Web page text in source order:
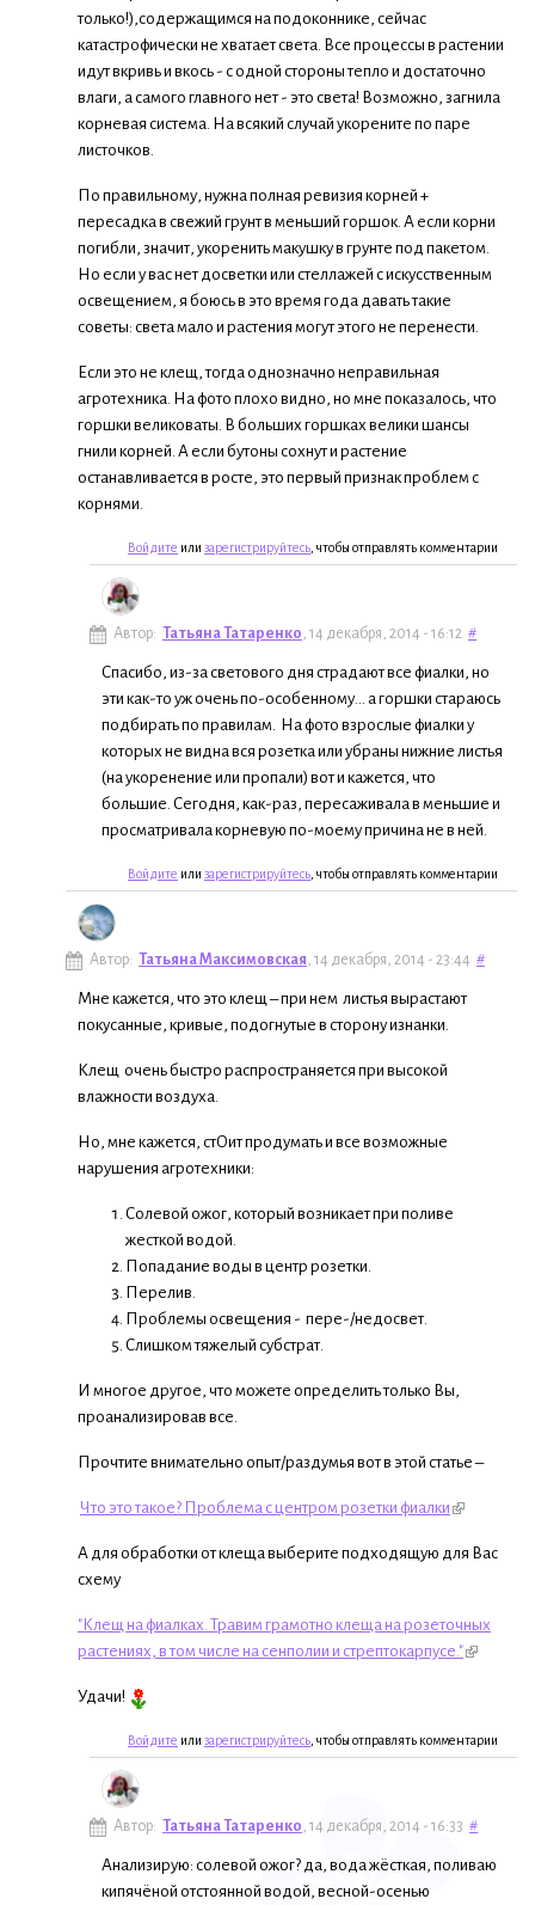
только!),содержащимся на подоконнике, сейчас
катастрофически не хватает света. Все процессы в растении
идут вкривь и вкось - с одной стороны тепло и достаточно
влаги, а самого главного нет - это света! Возможно, загнила
корневая система. На всякий случай укорените по паре
листочков.
По правильному, нужна полная ревизия корней +
пересадка в свежий грунт в меньший горшок. А если корни
погибли, значит, укоренить макушку в грунте под пакетом.
Но если у вас нет досветки или стеллажей с искусственным
освещением, я боюсь в это время года давать такие
советы: света мало и растения могут этого не перенести.
Если это не клещ, тогда однозначно неправильная
агротехника. На фото плохо видно, но мне показалось, что
горшки великоваты. В больших горшках велики шансы
гнили корней. А если бутоны сохнут и растение
останавливается в росте, это первый признак проблем с
корнями.
Войдите или зарегистрируйтесь , чтобы отправлять комментарии
Автор: Татьяна Татаренко, 14 декабря, 2014 - 16:12 #
Спасибо, из-за светового дня страдают все фиалки, но
эти как-то уж очень по-особенному... а горшки стараюсь
подбирать по правилам. На фото взрослые фиалки у
которых не видна вся розетка или убраны нижние листья
(на укоренение или пропали) вот и кажется, что
большие. Сегодня, как-раз, пересаживала в меньшие и
просматривала корневую по-моему причина не в ней.
Войдите или зарегистрируйтесь , чтобы отправлять комментарии
Автор: Татьяна Максимовская, 14 декабря, 2014 - 23:44 #
Мне кажется, что это клещ – при нем листья вырастают
покусанные, кривые, подогнутые в сторону изнанки.
Клещ очень быстро распространяется при высокой
влажности воздуха.
Но, мне кажется, стОит продумать и все возможные
нарушения агротехники:
Солевой ожог, который возникает при поливе
жесткой водой.
Попадание воды в центр розетки.
Перелив.
Проблемы освещения - пере-/недосвет.
Слишком тяжелый субстрат.
И многое другое, что можете определить только Вы,
проанализировав все.
Прочтите внимательно опыт/раздумья вот в этой статье –
Что это такое? Проблема с центром розетки фиалки
А для обработки от клеща выберите подходящую для Вас
схему
"Клещ на фиалках. Травим грамотно клеща на розеточных
растениях, в том числе на сенполии и стрептокарпусе."
Удачи!
Войдите или зарегистрируйтесь , чтобы отправлять комментарии
Автор: Татьяна Татаренко, 14 декабря, 2014 - 16:33 #
Анализирую: солевой ожог? да, вода жёсткая, поливаю
кипячёной отстоянной водой, весной-осенью